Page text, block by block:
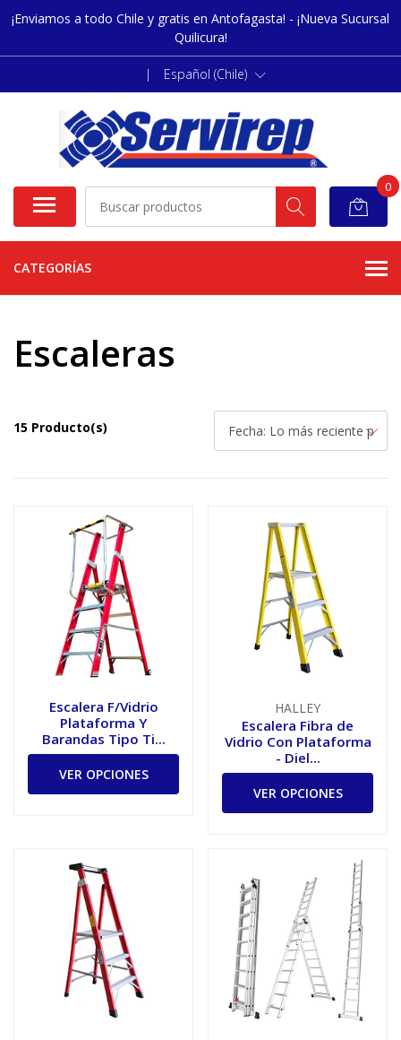
¡Enviamos a todo Chile y gratis en Antofagasta! - ¡Nueva Sucursal
Quilicura!
| Español (Chile)
0
CATEGORÍAS
Escaleras
15 Producto(s)
Escalera F/Vidrio
Plataforma Y
Barandas Tipo Ti...
VER OPCIONES
HALLEY
Escalera Fibra de
Vidrio Con Plataforma
- Diel...
VER OPCIONES